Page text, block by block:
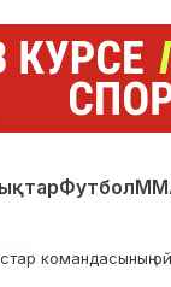
Футбол
командасының